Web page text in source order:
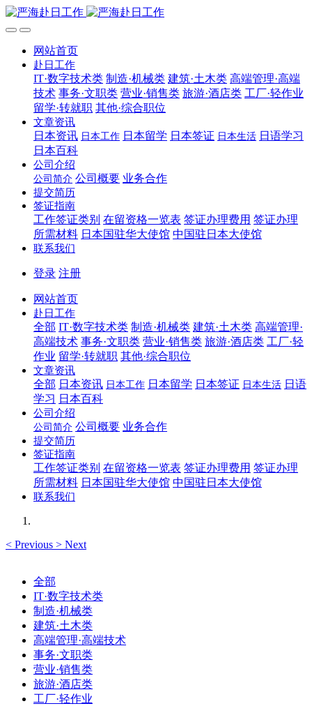
网站首页
赴日工作
IT·数字技术类 制造·机械类 建筑·土木类 高端管理·高端
技术 事务·文职类 营业·销售类 旅游·酒店类 工厂·轻作业
留学·转就职 其他·综合职位
文章资讯
日本资讯 日本工作 日本留学 日本签证 日本生活 日语学习
日本百科
公司介绍
公司简介 公司概要 业务合作
提交简历
签证指南
工作签证类别 在留资格一览表 签证办理费用 签证办理
所需材料 日本国驻华大使馆 中国驻日本大使馆
联系我们
登录 注册
网站首页
赴日工作
全部 IT·数字技术类 制造·机械类 建筑·土木类 高端管理·
高端技术 事务·文职类 营业·销售类 旅游·酒店类 工厂·轻
作业 留学·转就职 其他·综合职位
文章资讯
全部 日本资讯 日本工作 日本留学 日本签证 日本生活 日语
学习 日本百科
公司介绍
公司简介 公司概要 业务合作
提交简历
签证指南
工作签证类别 在留资格一览表 签证办理费用 签证办理
所需材料 日本国驻华大使馆 中国驻日本大使馆
联系我们
< Previous > Next
全部
IT·数字技术类
制造·机械类
建筑·土木类
高端管理·高端技术
事务·文职类
营业·销售类
旅游·酒店类
工厂·轻作业